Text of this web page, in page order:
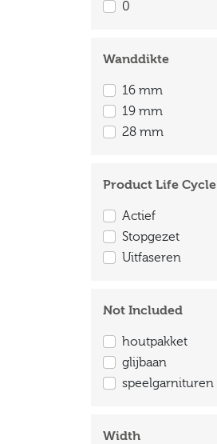
430 cm
0
Wanddikte
16 mm
19 mm
28 mm
Product Life Cycle
Actief
Stopgezet
Uitfaseren
Not Included
houtpakket
glijbaan
speelgarnituren
Width